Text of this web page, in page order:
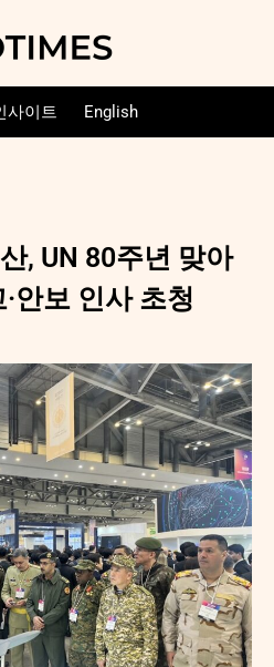
사이트 English
, UN 80주년 맞아
안보 인사 초청